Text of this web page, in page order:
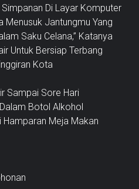
Simpanan Di Layar Komputer
Menusuk Jantungmu Yang
Saku Celana,” Katanya
Untuk Bersiap Terbang
Kota
Sampai Sore Hari
Botol Alkohol
Hamparan Meja Makan